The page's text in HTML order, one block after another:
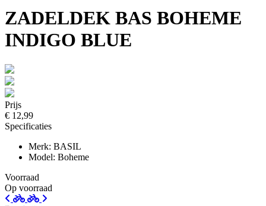
ZADELDEK BAS BOHEME
INDIGO BLUE
Prijs
€ 12,99
Specificaties
Merk: BASIL
Model: Boheme
Voorraad
Op voorraad